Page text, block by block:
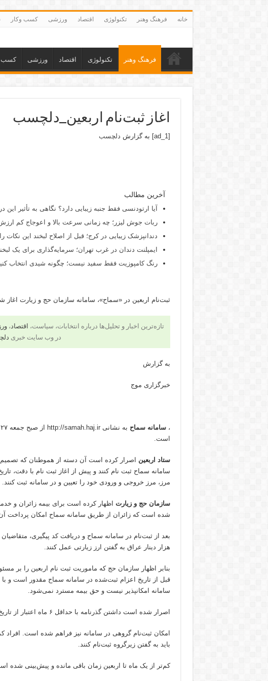
خانه فرهنگ وهنر تکنولوژی اقتصاد ورزشی کسب وکار
فرهنگ وهنر تکنولوژی اقتصاد ورزشی کسب
اغاز ثبت‌نام اربعین_دلچسب
[ad_1] به گزارش دلچسب
آخرین مطالب
آیا ارتودنسی فقط جنبه زیبایی دارد؟ نگاهی به تأثیر
ربات جوش لیزر؛ چه زمانی سرعت بالا و اعوجاج کم
دندانپزشک زیبایی در کرج؛ قبل از اصلاح لبخند این نکات را
ایمپلنت دندان در غرب تهران؛ سرمایه‌گذاری برای یک
رنگ کامپوزیت فقط سفید نیست؛ چگونه شیدی انتخاب
ثبت‌نام اربعین در «سماح»، سامانه سازمان حج و زیارت اغاز
تازه‌ترین اخبار و تحلیل‌ها درباره انتخابات، سیاست، اقتصاد،
در وب سایت خبری
به گزارش
خبرگزاری موج
​،سامانه سماح به نشانی http://samah.haj.ir از صبح جمعه ۲۷ تیرماه برای ثبت‌نام راهپیمایی
است.
ستاد اربعین
اصرار کرده است آن دسته از هموطنان که تصمیم
سامانه سماح ثبت نام کنند و پیش از اغاز ثبت نام با دقت،
مرز، مرز خروجی و ورودی خود را تعیین و در سامانه ثبت کنند.
سازمان حج و زیارت
شده است که زائران از طریق سامانه سماح امکان پرداخت
هزار دینار عراق به گفتن ارز زیارتی عمل کنند.
قبل از تاریخ اعزام ثبت‌شده در سامانه سماح مقدور است و
سامانه امکانپذیر نیست و حق بیمه مسترد نمی‌شود.
اصرار شده است داشتن گذرنامه با حداقل ۶ ماه اعتبار از تاریخ اعزام، الزامی است.
باید به گفتن زیرگروه ثبت‌نام کنند.
کم‌تر از یک ماه تا اربعین زمان باقی مانده و پیش‌بینی شده